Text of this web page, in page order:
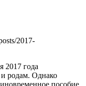
2017-
2017 года
и родам. Однако
пособие